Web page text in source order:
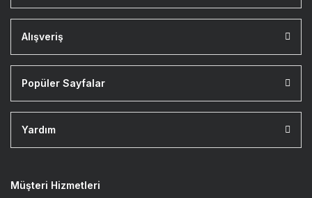
Alışveriş
Popüler Sayfalar
Yardım
Müşteri Hizmetleri